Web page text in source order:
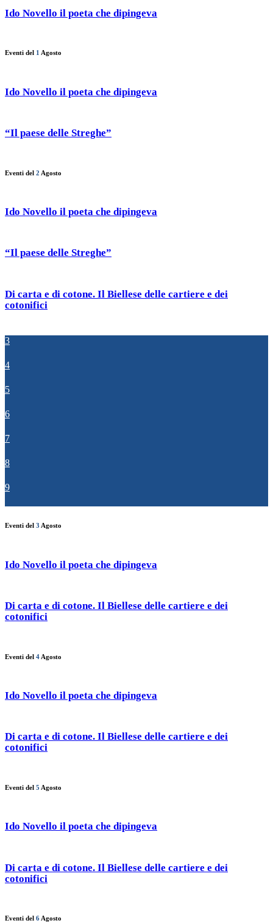
Ido Novello il poeta che dipingeva
Eventi del 1 Agosto
Ido Novello il poeta che dipingeva
“Il paese delle Streghe”
Eventi del 2 Agosto
Ido Novello il poeta che dipingeva
“Il paese delle Streghe”
Di carta e di cotone. Il Biellese delle cartiere e dei
cotonifici
3
4
5
6
7
8
9
Eventi del 3 Agosto
Ido Novello il poeta che dipingeva
Di carta e di cotone. Il Biellese delle cartiere e dei
cotonifici
Eventi del 4 Agosto
Ido Novello il poeta che dipingeva
Di carta e di cotone. Il Biellese delle cartiere e dei
cotonifici
Eventi del 5 Agosto
Ido Novello il poeta che dipingeva
Di carta e di cotone. Il Biellese delle cartiere e dei
cotonifici
Eventi del 6 Agosto